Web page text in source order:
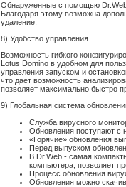
Обнаруженные с помощью
Благодаря этому возможна
удаление.
8) Удобство управления
Возможность гибкого
Lotus Domino в удобном для
управления запуском и
что дает возможность
позволяет максимально быстро
9) Глобальная система
Служба вирусного
Обновления поступают с
«Горячие» обновления
Перед выпуском
В Dr.Web - самая
компьютера, позволяет
Процесс обновления
Обновления можно